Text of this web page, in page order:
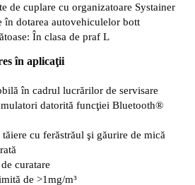
de cuplare cu organizatoare Systainer
în dotarea autovehiculelor bott
În clasa de praf L
în aplicaţii
în cadrul lucrărilor de servisare
datorită funcţiei Bluetooth®
cu ferăstrăul şi găurire de mică
curatare
de >1mg/m³